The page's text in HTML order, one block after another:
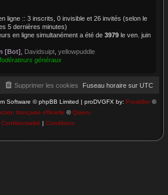
ligne :: 3 inscrits, 0 invisible et 26 invités (selon le
5 dernières minutes)
en ligne simultanément a été de 3979 le ven. juin
[Bot] Davidsuipt yellowpuddle
généraux
Fuseau horaire sur UTC
Supprimer les cookies
Software © phpBB Limited | proDVGFX by: Prosk8er©
française officielle ©Qiaeru
Confidentialité | Conditions